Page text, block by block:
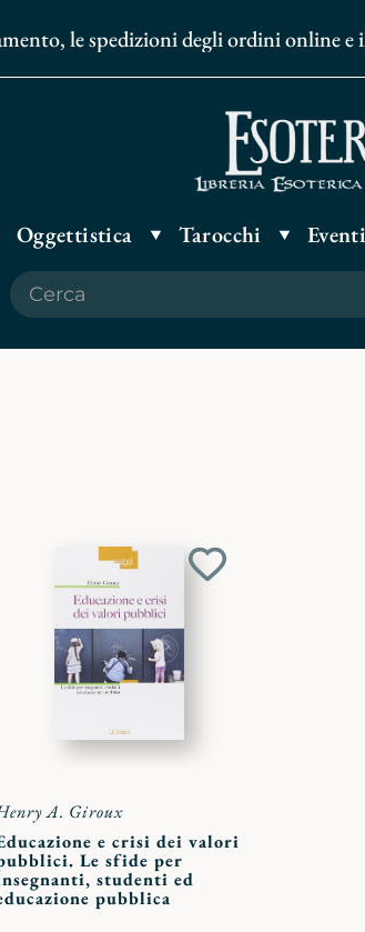
le spedizioni degli ordini online
Oggettistica Tarocchi Eventi
Aggiungi
A. Giroux
e crisi dei valori
Le sfide per
studenti ed
pubblica